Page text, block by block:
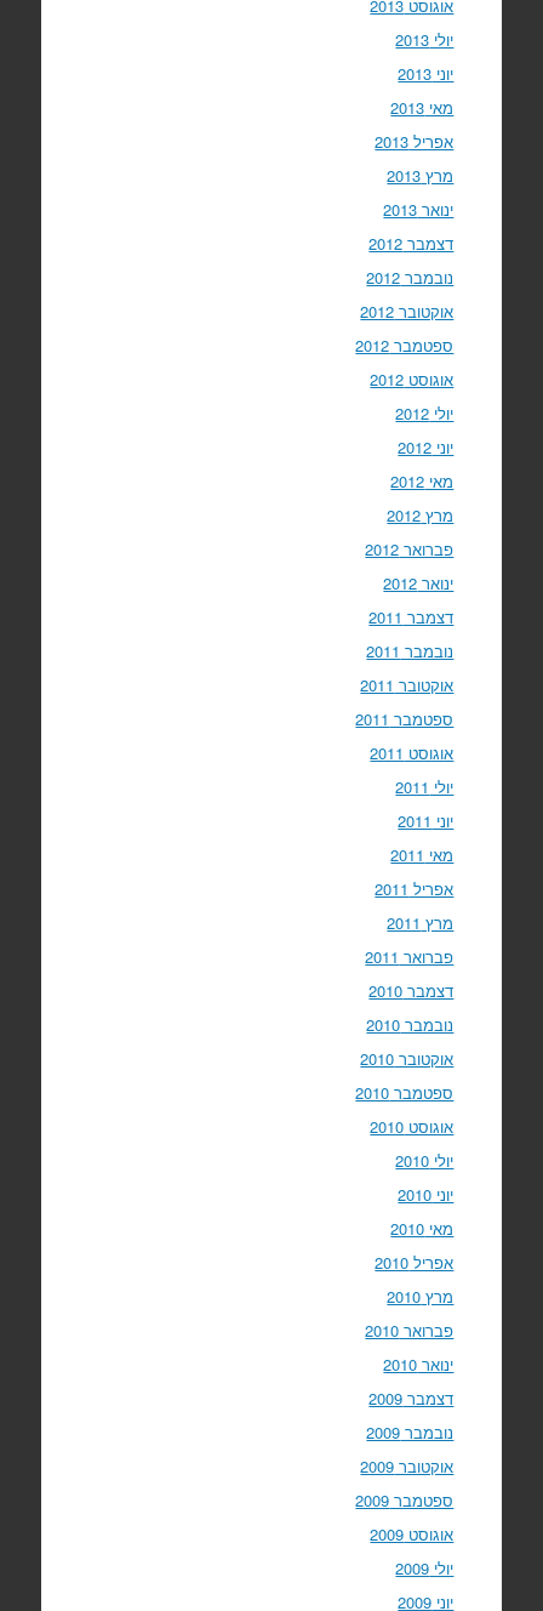
אוגוסט 2013
יולי 2013
יוני 2013
מאי 2013
אפריל 2013
מרץ 2013
ינואר 2013
דצמבר 2012
נובמבר 2012
אוקטובר 2012
ספטמבר 2012
אוגוסט 2012
יולי 2012
יוני 2012
מאי 2012
מרץ 2012
פברואר 2012
ינואר 2012
דצמבר 2011
נובמבר 2011
אוקטובר 2011
ספטמבר 2011
אוגוסט 2011
יולי 2011
יוני 2011
מאי 2011
אפריל 2011
מרץ 2011
פברואר 2011
דצמבר 2010
נובמבר 2010
אוקטובר 2010
ספטמבר 2010
אוגוסט 2010
יולי 2010
יוני 2010
מאי 2010
אפריל 2010
מרץ 2010
פברואר 2010
ינואר 2010
דצמבר 2009
נובמבר 2009
אוקטובר 2009
ספטמבר 2009
אוגוסט 2009
יולי 2009
יוני 2009